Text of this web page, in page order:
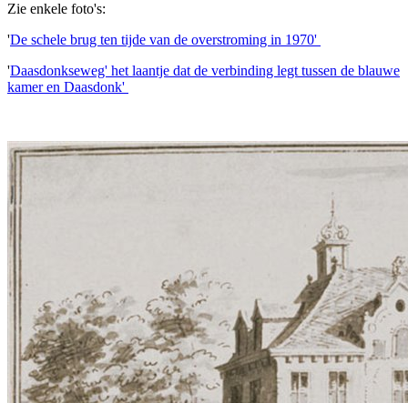
Zie enkele foto's:
'De schele brug ten tijde van de overstroming in 1970'
'Daasdonkseweg' het laantje dat de verbinding legt tussen de blauwe
kamer en Daasdonk'